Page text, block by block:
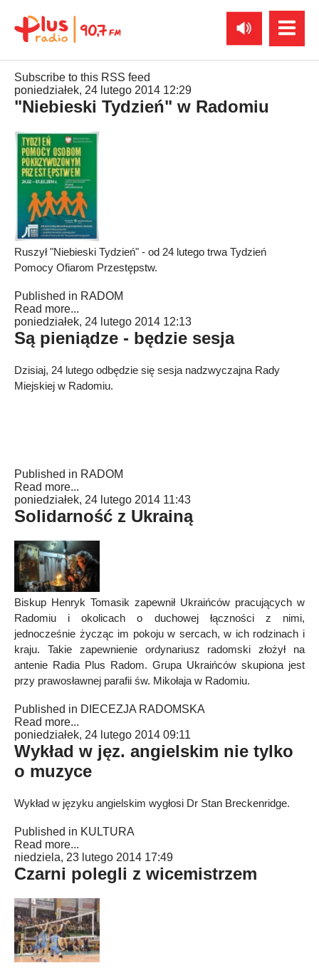
Subscribe to this RSS feed
poniedziałek, 24 lutego 2014 12:29
"Niebieski Tydzień" w Radomiu
Ruszył "Niebieski Tydzień" - od 24 lutego trwa Tydzień
Pomocy Ofiarom Przestępstw.
Published in RADOM
Read more...
poniedziałek, 24 lutego 2014 12:13
Są pieniądze - będzie sesja
Dzisiaj, 24 lutego odbędzie się sesja nadzwyczajna Rady
Miejskiej w Radomiu.
Published in RADOM
Read more...
poniedziałek, 24 lutego 2014 11:43
Solidarność z Ukrainą
Biskup Henryk Tomasik zapewnił Ukraińców pracujących w
Radomiu i okolicach o duchowej łączności z nimi,
jednocześnie życząc im pokoju w sercach, w ich rodzinach i
kraju. Takie zapewnienie ordynariusz radomski złożył na
antenie Radia Plus Radom. Grupa Ukraińców skupiona jest
przy prawosławnej parafii św. Mikołaja w Radomiu.
Published in DIECEZJA RADOMSKA
Read more...
poniedziałek, 24 lutego 2014 09:11
Wykład w jęz. angielskim nie tylko
o muzyce
Wykład w języku angielskim wygłosi Dr Stan Breckenridge.
Published in KULTURA
Read more...
niedziela, 23 lutego 2014 17:49
Czarni polegli z wicemistrzem